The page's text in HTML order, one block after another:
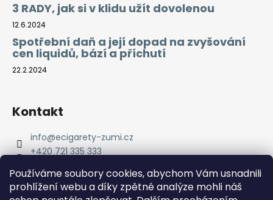
Používáme soubory cookies, abychom Vám usnadnili
prohlížení webu a díky zpětné analýze mohli náš
3 RADY, jak si v klidu užít dovolenou
12.6.2024
Spotřební daň a její dopad na zvyšování
cen liquidů, bází a příchutí
22.2.2024
Kontakt
info@ecigarety-zumi.cz
+420 721 335 333